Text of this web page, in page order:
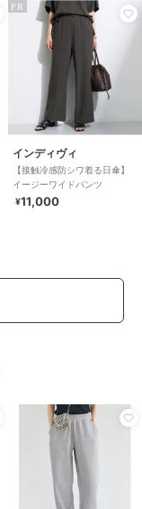
PR
インディヴィ
【接触冷感防シワ着る日傘】
イージーワイドパンツ
¥11,000